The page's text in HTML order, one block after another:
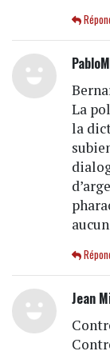
PabloM
La
la
Jean